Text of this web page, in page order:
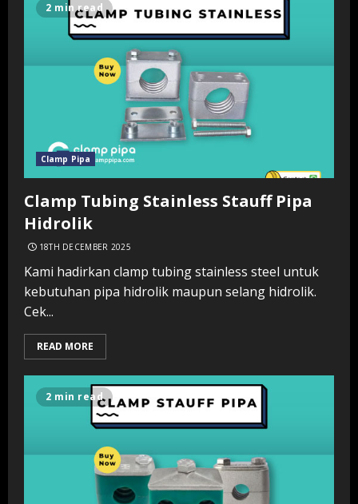
2 min read
Clamp Pipa
Clamp Tubing Stainless Stauff Pipa
Hidrolik
18TH DECEMBER 2025
Kami hadirkan clamp tubing stainless steel untuk
kebutuhan pipa hidrolik maupun selang hidrolik.
Cek...
READ MORE
2 min read